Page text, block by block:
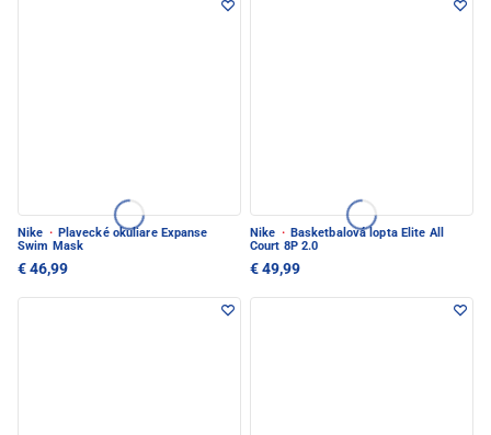
Nike · Plavecké okuliare Expanse
Swim Mask
€ 46,99
Nike · Basketbalová lopta Elite All
Court 8P 2.0
€ 49,99